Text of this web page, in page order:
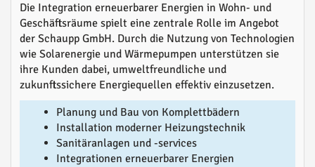
Die Integration erneuerbarer Energien in Wohn- und
Geschäftsräume spielt eine zentrale Rolle im Angebot
der Schaupp GmbH. Durch die Nutzung von Technologien
wie Solarenergie und Wärmepumpen unterstützen sie
ihre Kunden dabei, umweltfreundliche und
zukunftssichere Energiequellen effektiv einzusetzen.
Planung und Bau von Komplettbädern
Installation moderner Heizungstechnik
Sanitäranlagen und -services
Integrationen erneuerbarer Energien